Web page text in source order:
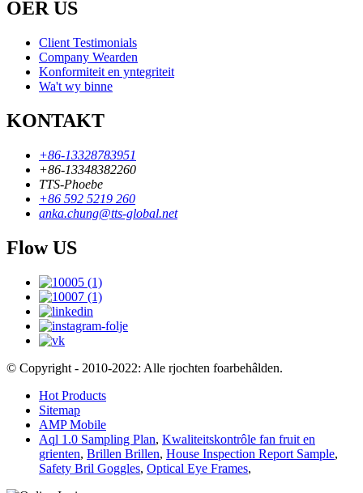
OER US
Client Testimonials
Company Wearden
Konformiteit en yntegriteit
Wa't wy binne
KONTAKT
+86-13328783951
+86-13348382260
TTS-Phoebe
+86 592 5219 260
anka.chung@tts-global.net
Flow US
© Copyright - 2010-2022: Alle rjochten foarbehâlden.
Hot Products
Sitemap
AMP Mobile
Aql 1.0 Sampling Plan, Kwaliteitskontrôle fan fruit en
grienten, Brillen Brillen, House Inspection Report Sample,
Safety Bril Goggles, Optical Eye Frames,